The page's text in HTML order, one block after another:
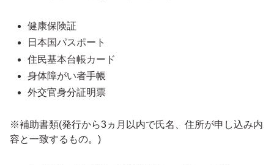
健康保険証
日本国パスポート
住民基本台帳カード
身体障がい者手帳
外交官身分証明票
※補助書類(発行から3ヵ月以内で氏名、住所が申し込み内
容と一致するもの。)